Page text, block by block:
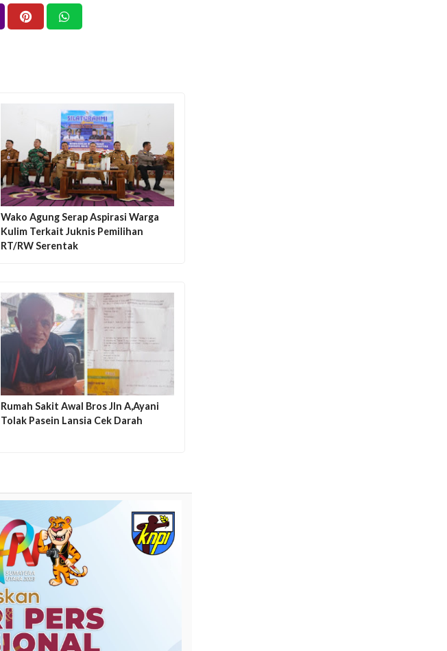
Wako Agung Serap Aspirasi Warga
Kulim Terkait Juknis Pemilihan
RT/RW Serentak
Rumah Sakit Awal Bros Jln A,Ayani
Tolak Pasein Lansia Cek Darah